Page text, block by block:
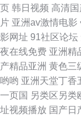
页 韩日视频 高清
片 亚洲av激情电影
影网址 91社区论坛
夜在线免费 亚洲精
产精品亚洲 黄色三
哟哟 亚洲天堂丁香
一页国 另类区另类
址视频播放 国产日